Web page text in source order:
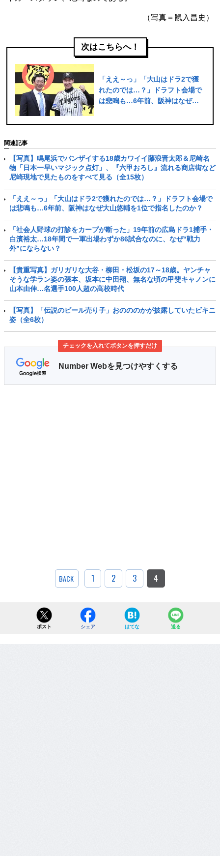
（写真＝鼠入昌史）
次はこちらへ！
「ええ～っ」「大山はドラ2で獲
れたのでは…？」ドラフト会場で
は悲鳴も…6年前、阪神はなぜ大
関連記事
【写真】鳴尾浜でバンザイする18歳カワイイ藤浪晋太郎＆尼崎名
物「日本一早いマジック点灯」、『六甲おろし』流れる商店街など
尼崎現地で見たものをすべて見る（全15枚）
「ええ～っ」「大山はドラ2で獲れたのでは…？」ドラフト会場で
は悲鳴も…6年前、阪神はなぜ大山悠輔を1位で指名したのか？
「社会人野球の打診をカープが断った」19年前の広島ドラ1捕手・
白濱裕太…18年間で一軍出場わずか86試合なのに、なぜ“戦力
外”にならない？
【貴重写真】ガリガリな大谷・柳田・松坂の17～18歳。ヤンチャ
そうな学ラン姿の張本、坂本に中田翔、無名な頃の甲斐キャノンに
山本由伸…名選手100人超の高校時代
【写真】「伝説のビール売り子」おのののかが披露していたビキニ
姿（全6枚）
チェックを入れてボタンを押すだけ
Number Webを見つけやすくする
BACK 1 2 3 4
ポスト シェア はてな 送る